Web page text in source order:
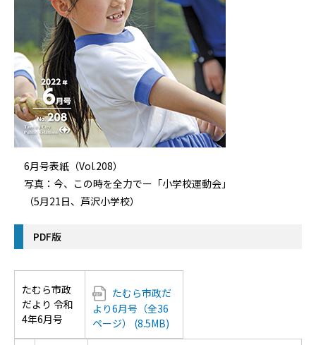
6月号表紙（Vol.208）
写真：今、この時を全力でー「小学校運動会」
（5月21日、芦沢小学校）
PDF版
たむら市政
だより 令和
4年6月号
たむら市政だ
より6月号（全36
ページ） (8.5MB)